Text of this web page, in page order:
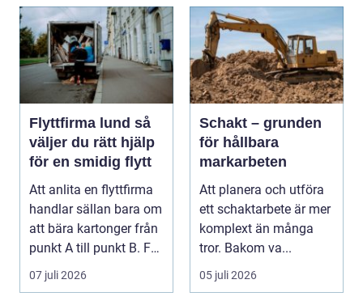
Flyttfirma lund så
väljer du rätt hjälp
för en smidig flytt
Att anlita en flyttfirma
handlar sällan bara om
att bära kartonger från
punkt A till punkt B. För
må...
07 juli 2026
Schakt – grunden
för hållbara
markarbeten
Att planera och utföra
ett schaktarbete är mer
komplext än många
tror. Bakom va...
05 juli 2026